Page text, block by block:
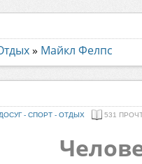
» Майкл Фелпс
ДОСУГ - СПОРТ - ОТДЫХ 531